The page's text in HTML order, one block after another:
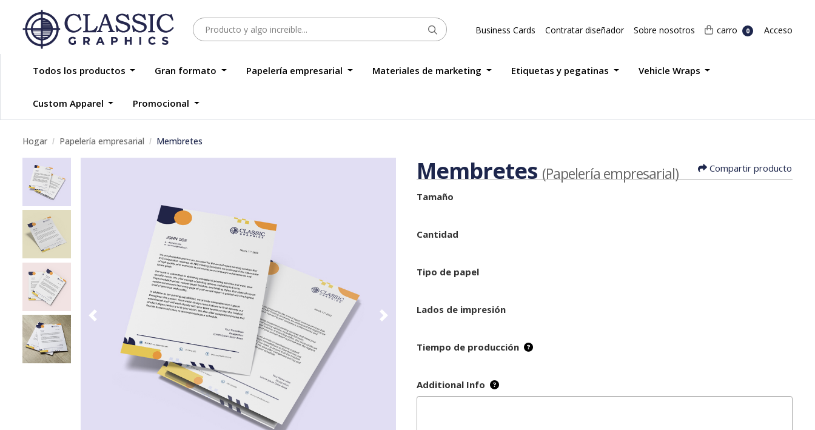
Business Cards Contratar diseñador Sobre nosotros carro
carro 0 Acceso
Acceso
Todos los productos Gran formato Papelería empresarial Materiales de marketing Etiquetas y pegatinas Vehicle Wraps
Custom Apparel Promocional
Hogar Papelería empresarial Membretes
Membretes (Papelería empresarial) Compartir producto
Tamaño
Cantidad
Tipo de papel
Lados de impresión
Tiempo de producción
Additional Info